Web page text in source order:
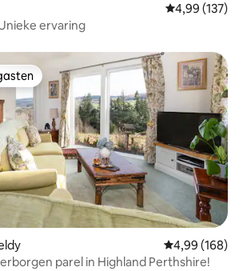
Gemiddelde
4,99 (137)
ervaring
gasten
Gemiddelde
4,99 (168)
parel in Highland Perthshire!